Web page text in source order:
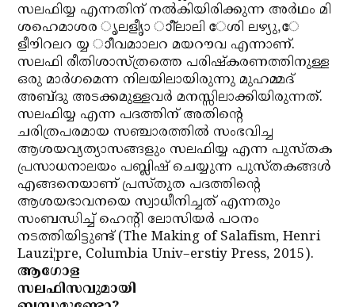
സലഫിയ്യ എന്നതിന് നല്‍കിയിരിക്കുന്ന അര്‍ഥം മി
ശഹെമാശര ൃലളീൃാ ാീ്‌ലാലി േശി ലഴ്യു,േ
ളീൗിറലറ യ്യ ാീവമാാലറ മയറൗവ എന്നാണ്.
സലഫി രീതിശാസ്ത്രത്തെ പരിഷ്‌കരണത്തിനുള്ള
ഒരു മാര്‍ഗമെന്ന നിലയിലായിരുന്നു മുഹമ്മദ്
അബ്ദു അടക്കമുള്ളവര്‍ മനസ്സിലാക്കിയിരുന്നത്.
സലഫിയ്യ എന്ന പദത്തിന് അതിന്റെ
ചരിത്രപരമായ സഞ്ചാരത്തില്‍ സംഭവിച്ച
ആശയവ്യത്യാസങ്ങളും സലഫിയ്യ എന്ന പുസ്തക
പ്രസാധനാലയം പബ്ലിഷ് ചെയ്യുന്ന പുസ്തകങ്ങള്‍
എങ്ങനെയാണ് പ്രസ്തുത പദത്തിന്റെ
ആശയഭാവനയെ സ്വാധീനിച്ചത് എന്നതും
സംബന്ധിച്ച് ഹെന്റി ലോസിയര്‍ പഠനം
നടത്തിയിട്ടുണ്ട് (The Making of Salafism, Henri
Lauzi¦pre, Columbia Univ–erstiy Press, 2015).
ആഗോള
സലഫിസവുമായി